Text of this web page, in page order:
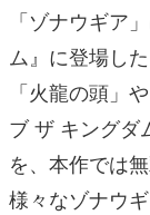
「ゾナウギア
ム』に登場し
「火龍の頭」
ブ ザ キングダ
を、本作では
様々なゾナウ